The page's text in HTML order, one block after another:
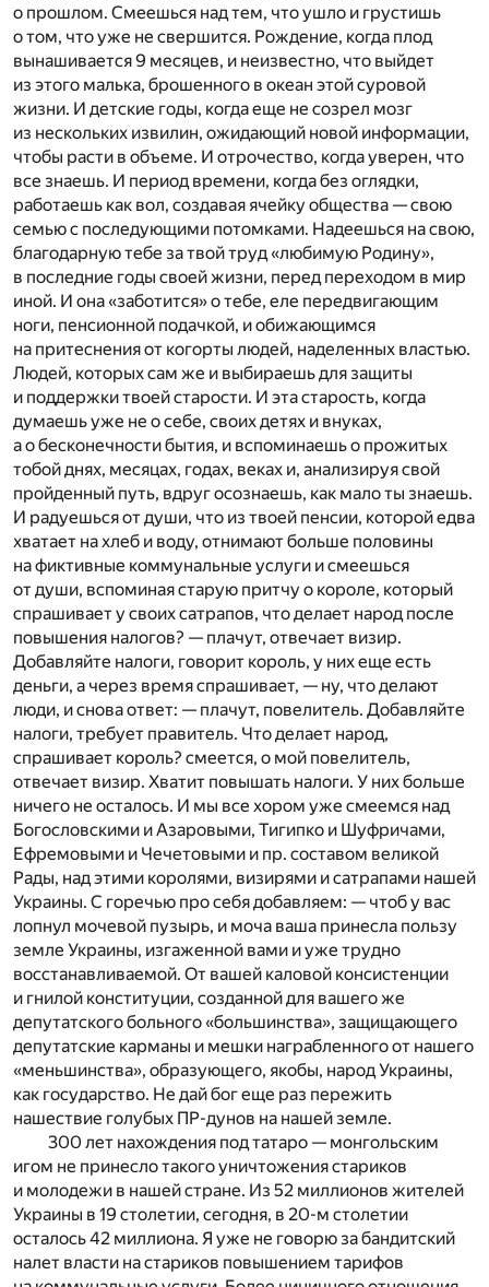
о прошлом. Смеешься над тем, что ушло и грустишь
о том, что уже не свершится. Рождение, когда плод
вынашивается 9 месяцев, и неизвестно, что выйдет
из этого малька, брошенного в океан этой суровой
жизни. И детские годы, когда еще не созрел мозг
из нескольких извилин, ожидающий новой информации,
чтобы расти в объеме. И отрочество, когда уверен, что
все знаешь. И период времени, когда без оглядки,
работаешь как вол, создавая ячейку общества — свою
семью с последующими потомками. Надеешься на свою,
благодарную тебе за твой труд «любимую Родину»,
в последние годы своей жизни, перед переходом в мир
иной. И она «заботится» о тебе, еле передвигающим
ноги, пенсионной подачкой, и обижающимся
на притеснения от когорты людей, наделенных властью.
Людей, которых сам же и выбираешь для защиты
и поддержки твоей старости. И эта старость, когда
думаешь уже не о себе, своих детях и внуках,
а о бесконечности бытия, и вспоминаешь о прожитых
тобой днях, месяцах, годах, веках и, анализируя свой
пройденный путь, вдруг осознаешь, как мало ты знаешь.
И радуешься от души, что из твоей пенсии, которой едва
хватает на хлеб и воду, отнимают больше половины
на фиктивные коммунальные услуги и смеешься
от души, вспоминая старую притчу о короле, который
спрашивает у своих сатрапов, что делает народ после
повышения налогов? — плачут, отвечает визир.
Добавляйте налоги, говорит король, у них еще есть
деньги, а через время спрашивает, — ну, что делают
люди, и снова ответ: — плачут, повелитель. Добавляйте
налоги, требует правитель. Что делает народ,
спрашивает король? смеется, о мой повелитель,
отвечает визир. Хватит повышать налоги. У них больше
ничего не осталось. И мы все хором уже смеемся над
Богословскими и Азаровыми, Тигипко и Шуфричами,
Ефремовыми и Чечетовыми и пр. составом великой
Рады, над этими королями, визирями и сатрапами нашей
Украины. С горечью про себя добавляем: — чтоб у вас
лопнул мочевой пузырь, и моча ваша принесла пользу
земле Украины, изгаженной вами и уже трудно
восстанавливаемой. От вашей каловой консистенции
и гнилой конституции, созданной для вашего же
депутатского больного «большинства», защищающего
депутатские карманы и мешки награбленного от нашего
«меньшинства», образующего, якобы, народ Украины,
как государство. Не дай бог еще раз пережить
нашествие голубых ПР-дунов на нашей земле.
300 лет нахождения под татаро — монгольским
игом не принесло такого уничтожения стариков
и молодежи в нашей стране. Из 52 миллионов жителей
Украины в 19 столетии, сегодня, в 20-м столетии
осталось 42 миллиона. Я уже не говорю за бандитский
налет власти на стариков повышением тарифов